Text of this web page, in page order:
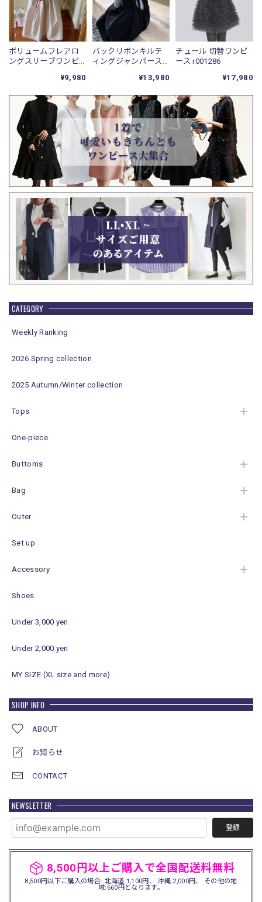
CATEGORY
Weekly Ranking
2026 Spring collection
2025 Autumn/Winter collection
Tops
One-piece
Buttoms
Bag
Outer
Set up
Accessory
Shoes
Under 3,000 yen
Under 2,000 yen
MY SIZE (XL size and more)
SHOP INFO
ABOUT
お知らせ
CONTACT
NEWSLETTER
登録
8,500円以上ご購入で全国配送料無料
8,500円以下ご購入の場合: 北海道:1,100円、 沖縄:2,000円、 その他の地
域:660円となります。
ボリュームフレアロ
ングスリーブワンピ
¥9,980
バックリボンキルテ
ィングジャンパース
¥13,980
チュール 切替ワンピ
ース r001286
¥17,980